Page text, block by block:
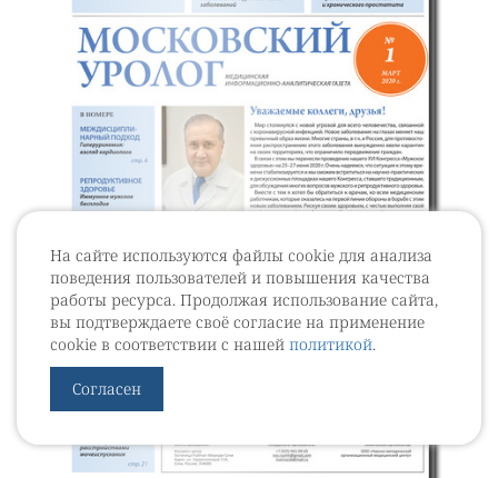
На сайте используются файлы cookie для анализа
поведения пользователей и повышения качества
работы ресурса. Продолжая использование сайта,
вы подтверждаете своё согласие на применение
cookie в соответствии с нашей политикой.
Согласен